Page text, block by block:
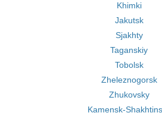
Khimki
Jakutsk
Sjakhty
Taganskiy
Tobolsk
Zheleznogorsk
Zhukovsky
Kamensk-